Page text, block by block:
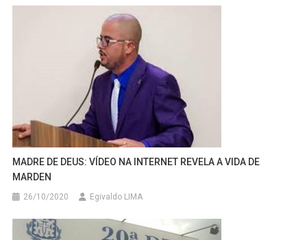
MADRE DE DEUS: VÍDEO NA INTERNET REVELA A VIDA DE
MARDEN
26/10/2020 Egivaldo LIMA